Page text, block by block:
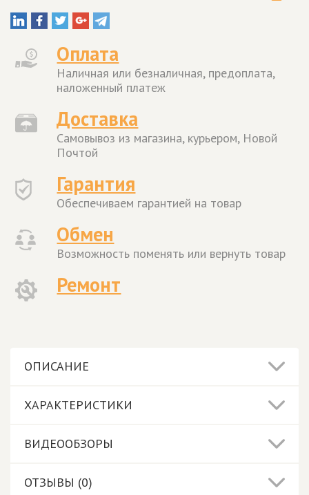
Оплата
Наличная или безналичная, предоплата,
наложенный платеж
Доставка
Самовывоз из магазина, курьером, Новой
Почтой
Гарантия
Обеспечиваем гарантией на товар
Обмен
Возможность поменять или вернуть товар
Ремонт
ОПИСАНИЕ
ХАРАКТЕРИСТИКИ
ВИДЕООБЗОРЫ
ОТЗЫВЫ (0)